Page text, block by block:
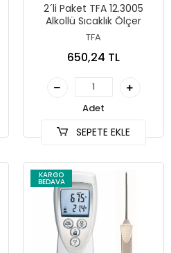
2´li Paket TFA 12.3005
Alkollü Sıcaklık Ölçer
TFA
650,24 TL
Adet
SEPETE EKLE
KARGO
BEDAVA